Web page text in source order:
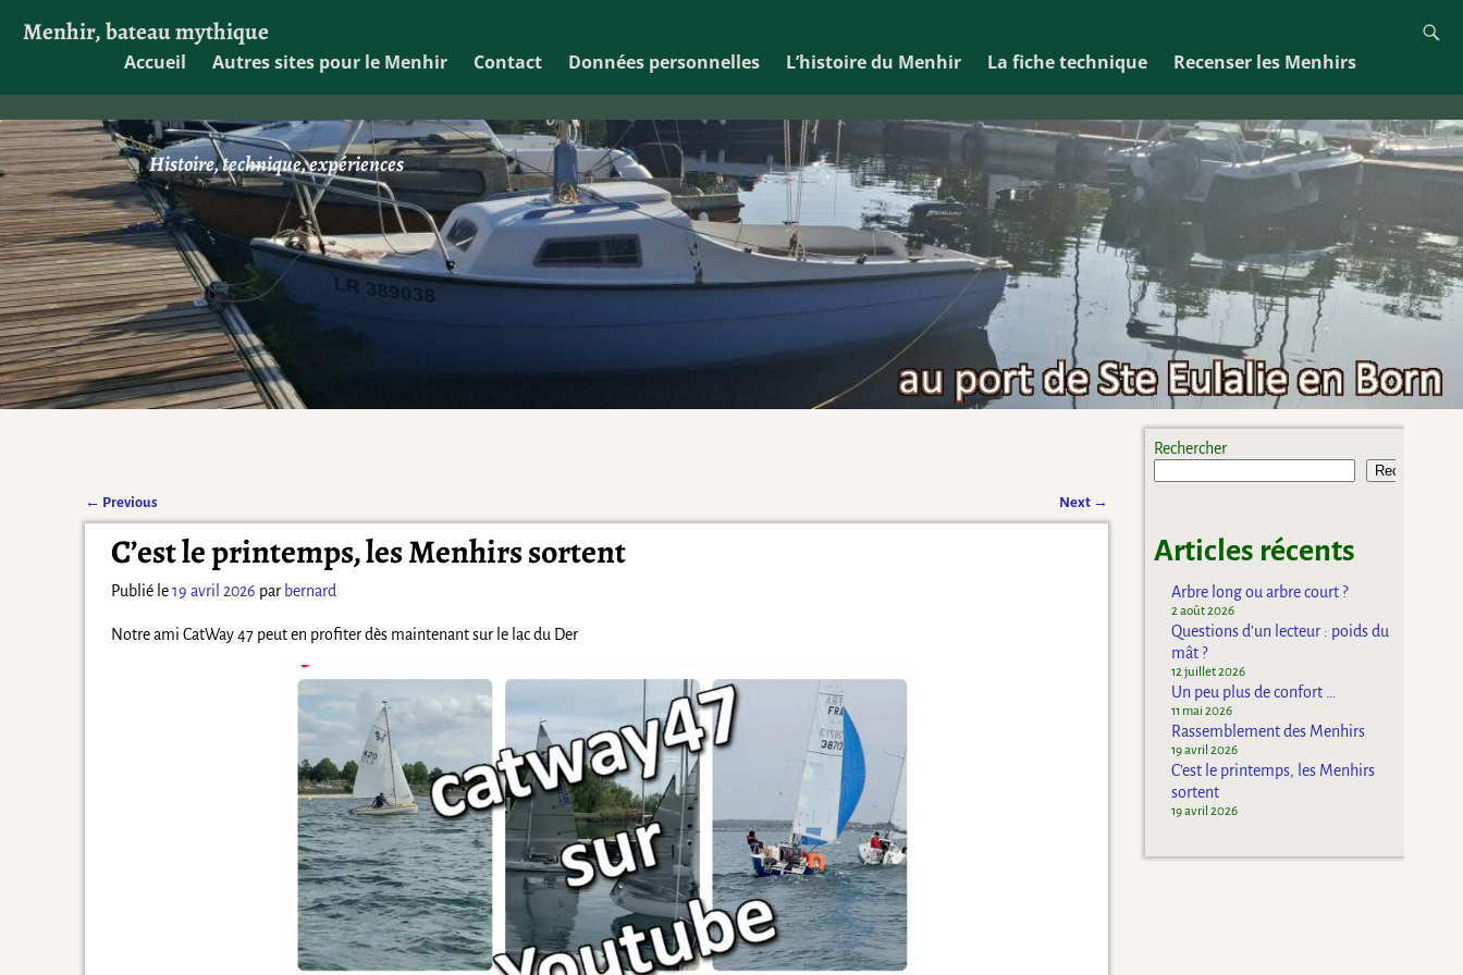
Menhir, bateau mythique
Accueil Autres sites pour le Menhir Contact Données personnelles L’histoire du Menhir La fiche technique Recenser les Menhirs
Histoire, technique, expériences
Navigation des articles
← Previous Next →
C’est le printemps, les Menhirs sortent
Publié le19 avril 2026 par bernard
Notre ami CatWay 47 peut en profiter dès maintenant sur le lac du Der
Rechercher
Rechercher
Articles récents
Arbre long ou arbre court ?
2 août 2026
Questions d’un lecteur : poids du
mât ?
12 juillet 2026
Un peu plus de confort …
11 mai 2026
Rassemblement des Menhirs
19 avril 2026
C’est le printemps, les Menhirs
sortent
19 avril 2026